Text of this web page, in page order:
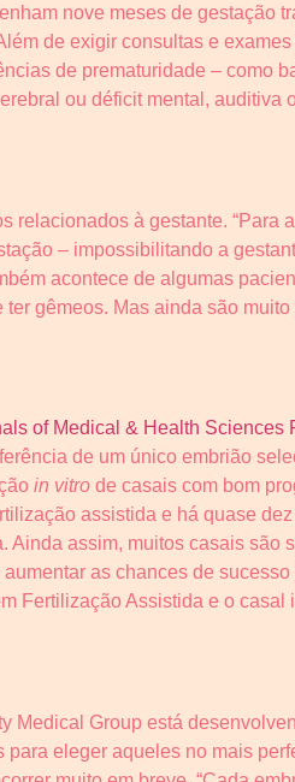
nove meses de gestação
de exigir consultas e
de prematuridade – como
ou déficit mental, auditiva
relacionados à gestante. “Para
– impossibilitando a
acontece de algumas
gêmeos. Mas ainda são
of Medical & Health Sciences
de um único embrião
in vitro de casais com bom
assistida e há quase
Ainda assim, muitos casais são
as chances de
Fertilização Assistida e o
Medical Group está
eleger aqueles no mais